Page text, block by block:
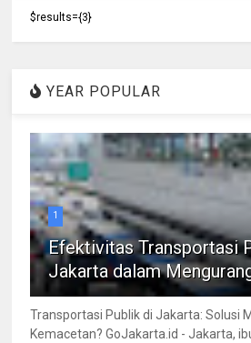
$results={3}
YEAR POPULAR
1
Efektivitas Transportasi
Jakarta dalam
Transportasi Publik di Jakarta: Solusi
Kemacetan? GoJakarta.id - Jakarta,